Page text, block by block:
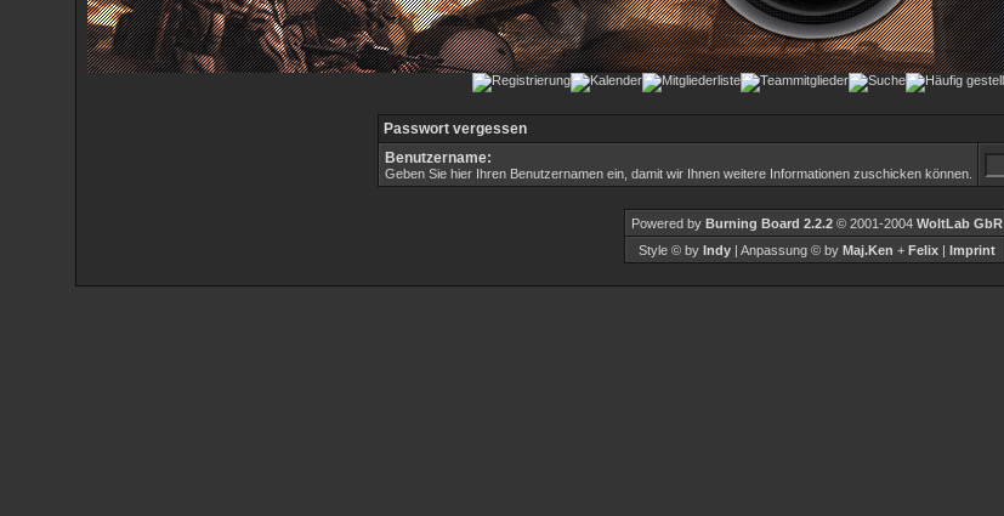
Passwort vergessen
Benutzername:
Geben Sie hier Ihren Benutzernamen ein, damit wir Ihnen weitere Informationen zuschicken können.
Powered by Burning Board 2.2.2© 2001-2004 WoltLab GbR
Style © by Indy| Anpassung © by Maj.Ken +Felix| Imprint